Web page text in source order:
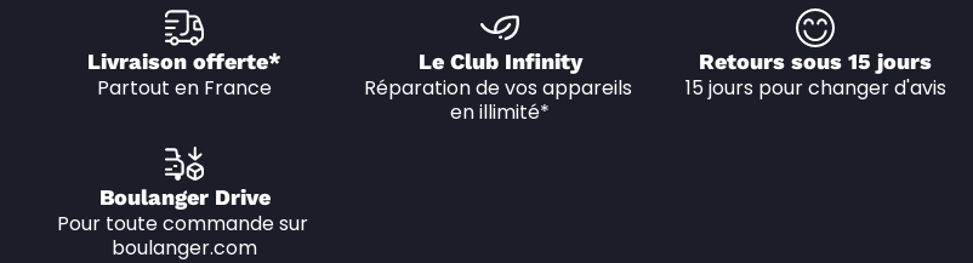
Livraison offerte*
Partout en France
Le Club Infinity
Réparation de vos appareils
en illimité*
Retours sous 15 jours
15 jours pour changer d'avis
Boulanger Drive
Pour toute commande sur
boulanger.com